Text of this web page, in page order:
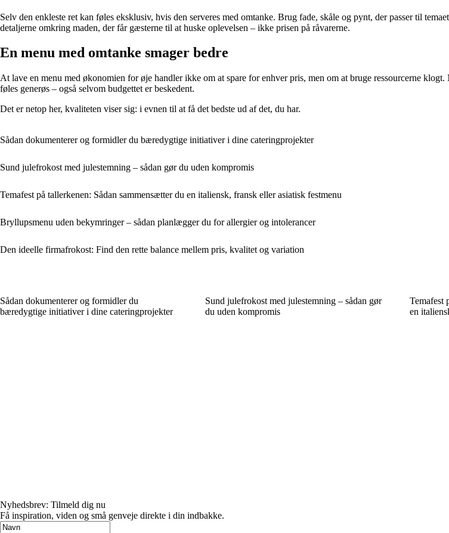
Selv den enkleste ret kan føles eksklusiv, hvis den serveres med omtanke. Brug fade, skåle og pynt, der passer til
detaljerne omkring maden, der får gæsterne til at huske oplevelsen – ikke prisen på råvarerne.
En menu med omtanke smager bedre
At lave en menu med økonomien for øje handler ikke om at spare for enhver pris, men om at bruge ressourcerne
føles generøs – også selvom budgettet er beskedent.
Det er netop her, kvaliteten viser sig: i evnen til at få det bedste ud af det, du har.
Sådan dokumenterer og formidler du bæredygtige initiativer i dine cateringprojekter
Sund julefrokost med julestemning – sådan gør du uden kompromis
Temafest på tallerkenen: Sådan sammensætter du en italiensk, fransk eller asiatisk festmenu
Bryllupsmenu uden bekymringer – sådan planlægger du for allergier og intolerancer
Den ideelle firmafrokost: Find den rette balance mellem pris, kvalitet og variation
Sådan dokumenterer og formidler du
bæredygtige initiativer i dine cateringprojekter
Sund julefrokost med julestemning – sådan gør
du uden kompromis
Temafest
en
Nyhedsbrev: Tilmeld dig nu
Få inspiration, viden og små genveje direkte i din indbakke.